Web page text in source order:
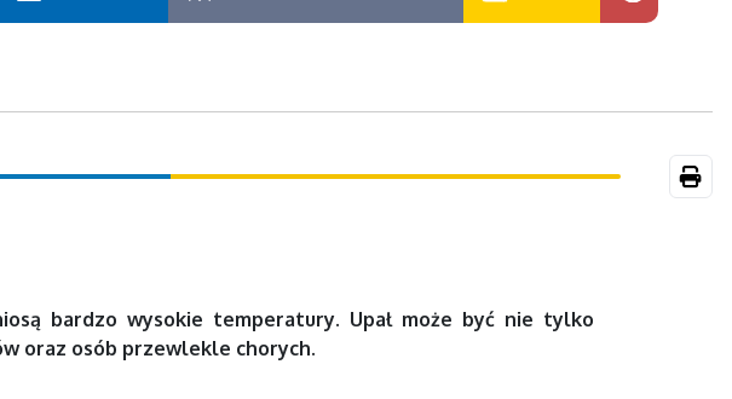
bardzo wysokie temperatury. Upał może być nie tylko
oraz osób przewlekle chorych.